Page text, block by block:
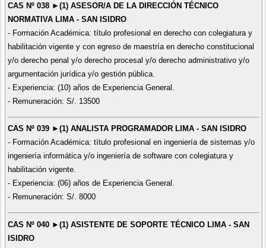
CAS Nº 038 ►(1) ASESOR/A DE LA DIRECCIÓN TÉCNICO
NORMATIVA LIMA - SAN ISIDRO
- Formación Académica: título profesional en derecho con colegiatura y
habilitación vigente y con egreso de maestría en derecho constitucional
y/o derecho penal y/o derecho procesal y/o derecho administrativo y/o
argumentación jurídica y/o gestión pública.
- Experiencia: (10) años de Experiencia General.
- Remuneración: S/. 13500
CAS Nº 039 ►(1) ANALISTA PROGRAMADOR LIMA - SAN ISIDRO
- Formación Académica: título profesional en ingeniería de sistemas y/o
ingeniería informática y/o ingeniería de software con colegiatura y
habilitación vigente.
- Experiencia: (06) años de Experiencia General.
- Remuneración: S/. 8000
CAS Nº 040 ►(1) ASISTENTE DE SOPORTE TÉCNICO LIMA - SAN
ISIDRO